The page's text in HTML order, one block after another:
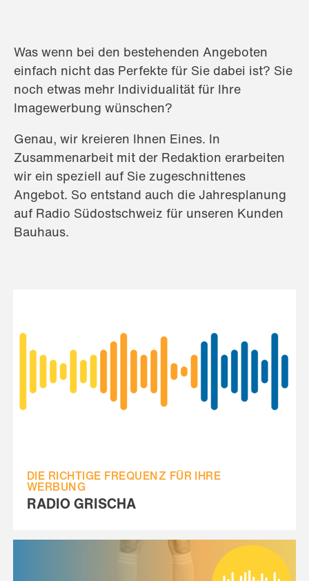
Was wenn bei den bestehenden Angeboten
einfach nicht das Perfekte für Sie dabei ist? Sie
noch etwas mehr Individualität für Ihre
Imagewerbung wünschen?
Genau, wir kreieren Ihnen Eines. In
Zusammenarbeit mit der Redaktion erarbeiten
wir ein speziell auf Sie zugeschnittenes
Angebot. So entstand auch die Jahresplanung
auf Radio Südostschweiz für unseren Kunden
Bauhaus.
DIE RICHTIGE FREQUENZ FÜR IHRE
WERBUNG
RADIO GRISCHA